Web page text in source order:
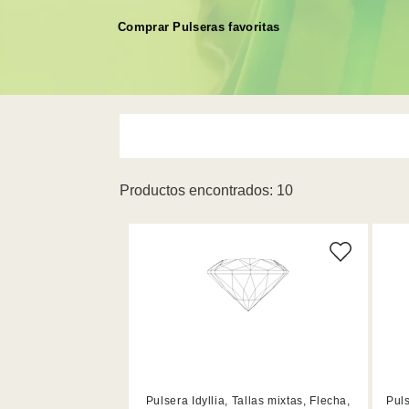
Comprar Pulseras favoritas
Multicolor (1)
Productos encontrados: 10
Pulsera Idyllia, Tallas mixtas, Flecha,